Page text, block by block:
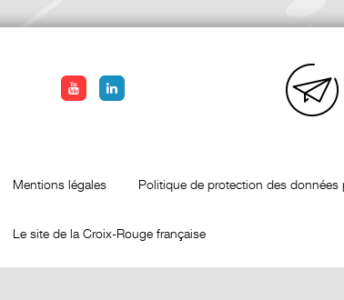
Mentions légales Politique de protection des données
Le site de la Croix-Rouge française